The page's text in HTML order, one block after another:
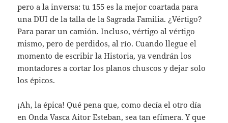
pero a la inversa: tu 155 es la mejor coartada para
una DUI de la talla de la Sagrada Familia. ¿Vértigo?
Para parar un camión. Incluso, vértigo al vértigo
mismo, pero de perdidos, al río. Cuando llegue el
momento de escribir la Historia, ya vendrán los
montadores a cortar los planos chuscos y dejar solo
los épicos.
¡Ah, la épica! Qué pena que, como decía el otro día
en Onda Vasca Aitor Esteban, sea tan efímera. Y que